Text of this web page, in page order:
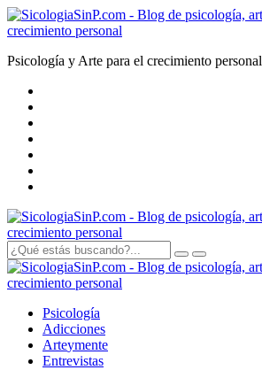
Psicología y Arte para el crecimiento personal
Psicología
Adicciones
Arteymente
Entrevistas